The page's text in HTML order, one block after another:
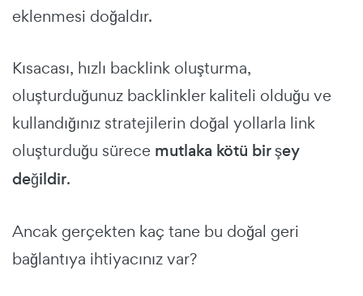
eklenmesi doğaldır.
Kısacası, hızlı backlink oluşturma,
oluşturduğunuz backlinkler kaliteli olduğu ve
kullandığınız stratejilerin doğal yollarla link
oluşturduğu sürece mutlaka kötü bir şey
değildir.
Ancak gerçekten kaç tane bu doğal geri
bağlantıya ihtiyacınız var?